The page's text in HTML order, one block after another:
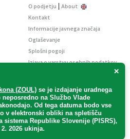
×
(ZOUL) se je izdajanje uradnega
neposredno na Službo Vlade
. Od tega datuma bodo vse
v elektronski obliki na spletišču
sistema Republike Slovenije (PISRS),
2026 ukinja.
O podjetju | About
Kontakt
Informacije javnega značaja
Oglaševanje
Splošni pogoji
Izjava o varstvu osebnih podatkov
pravice pridržane.